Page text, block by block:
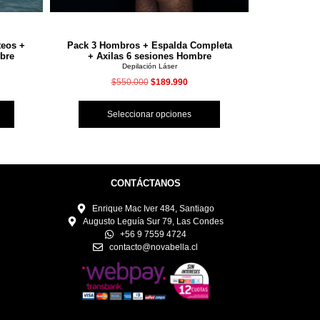
+
Pack 3 Hombros + Espalda Completa
+ Axilas 6 sesiones Hombre
Depilación Láser
$550.000 $189.990
Seleccionar opciones
CONTÁCTANOS
Enrique Mac Iver 484, Santiago
Augusto Leguía Sur 79, Las Condes
+56 9 7559 4724
contacto@novabella.cl